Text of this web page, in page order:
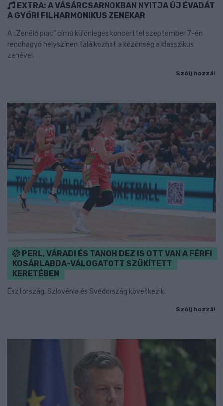
EXTRA: A VÁSÁRCSARNOKBAN NYITJA ÚJ ÉVADÁT
A GYŐRI FILHARMONIKUS ZENEKAR
A „Zenélő piac” című különleges koncerttel szeptember 7-én
rendhagyó helyszínen találkozhat a közönség a klasszikus
zenével.
Szólj hozzá!
PERL, VÁRADI ÉS TANOH DEZ IS OTT VAN A FÉRFI
KOSÁRLABDA-VÁLOGATOTT SZŰKÍTETT
KERETÉBEN
Észtország, Szlovénia és Svédország következik.
Szólj hozzá!